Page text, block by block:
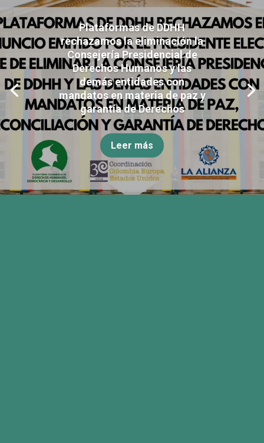
Plataformas de DDHH
rechazamos la eliminación la
Consejería Presidencial de
Derechos Humanos y las
demás entidades con
mandatos en materia de paz y
garantía de Derechos
Leer más